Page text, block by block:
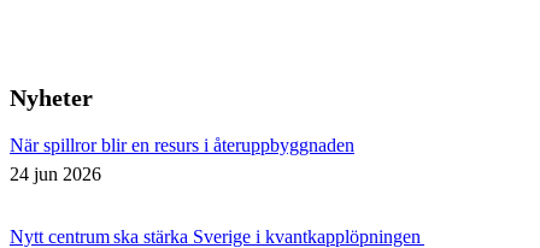
Nyheter
När spillror blir en resurs i återuppbyggnaden
24 jun 2026
Nytt centrum ska stärka Sverige i kvantkapplöpningen